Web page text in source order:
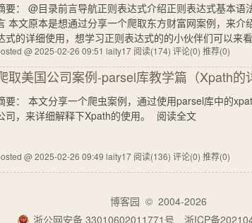
要： @目录前言导航正则表达式介绍正则表达式基本
本文原本是想通过分享一个爬取东方财富网案例，来
式的详细使用，想学习正则表达式的的小伙伴们可以来
@ 2025-02-26 09:51 laity17 阅读(174) 评论(0) 推荐(0)
取美国公司案例-parsel库教学篇（Xpath的
要： 本文分享一个爬虫案例，通过使用parsel库中的
司，来详细解释下Xpath的使用。
阅读全文
@ 2025-02-26 09:49 laity17 阅读(136) 评论(0) 推荐(0)
博客园 © 2004-2026
浙公网安备 33010602011771号
浙ICP备